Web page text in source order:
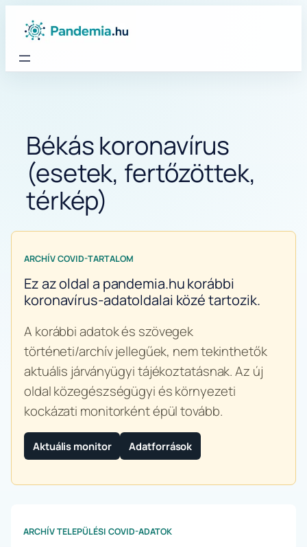
Békás koronavírus
(esetek, fertőzöttek,
térkép)
ARCHÍV COVID-TARTALOM
Ez az oldal a pandemia.hu korábbi
koronavírus-adatoldalai közé tartozik.
A korábbi adatok és szövegek
történeti/archív jellegűek, nem tekinthetők
aktuális járványügyi tájékoztatásnak. Az új
oldal közegészségügyi és környezeti
kockázati monitorként épül tovább.
Aktuális monitor Adatforrások
ARCHÍV TELEPÜLÉSI COVID-ADATOK